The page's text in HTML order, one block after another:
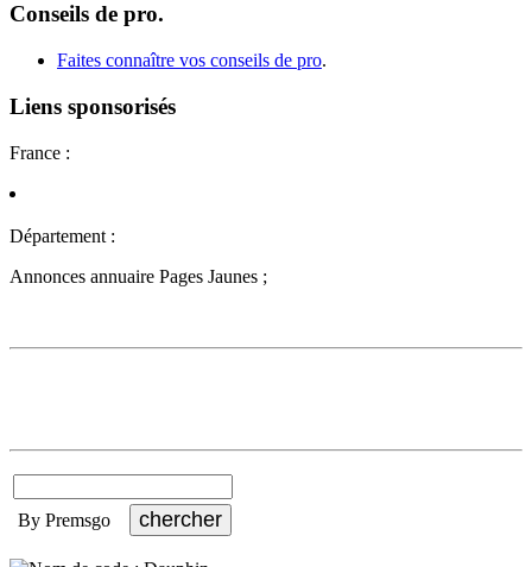
Conseils de pro.
Faites connaître vos conseils de pro.
Liens sponsorisés
France :
Département :
Annonces annuaire Pages Jaunes ;
By Premsgo